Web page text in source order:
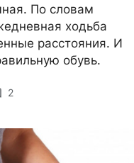
По словам
ходьба
расстояния. И
обувь.
2